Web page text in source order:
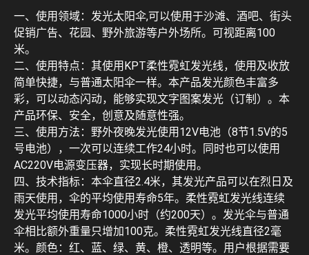
一、使用领域：发光太阳伞,可以使用于沙滩、酒吧、街头
促销广告、花园、野外旅游等户外场所。可视距离100
米。
二、使用特点：其使用KPT柔性霓虹发光线，使用及收放
简单快捷，与普通太阳伞一样。本产品发光颜色丰富多
彩，可以动态闪动，能够实现文字图案发光（订制）。本
产品环保、安全，创意及随意性强。
三、使用方法：野外夜晚发光使用12V电池（8节1.5V的5
号电池），一次可以连续工作24小时。同时也可以使用
AC220V电源变压器，实现长时期使用。
四、技术指标：本伞直径2.4米，其发光产品可以在烈日及
雨天使用，伞的平均使用寿命5年。柔性霓虹发光线连续
发光平均使用寿命1000小时（约200天）。发光伞与普通
伞相比额外重量只增加100克。柔性霓虹发光线直径2毫
米。颜色：红、蓝、绿、黄、橙、透明等。用户根据需要